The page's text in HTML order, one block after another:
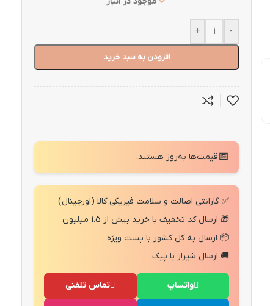
-
+
افزودن به سبد خرید
📅قیمت‌ها به‌روز هستند.
✅ گارانتی اصالت و سلامت فیزیکی کالا (اورجینال)
🎁 ارسال کد تخفیف با خرید بیش از 1.5 میلیون
📦 ارسال به کل کشور با پست ویژه
🚚 ارسال شیراز با پیک
تماس تلفنی واتساپ